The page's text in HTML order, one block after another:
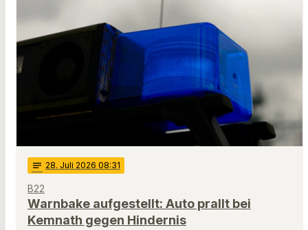
notes 28. Juli 2026 08:31
B22
Warnbake aufgestellt: Auto prallt bei
Kemnath gegen Hindernis